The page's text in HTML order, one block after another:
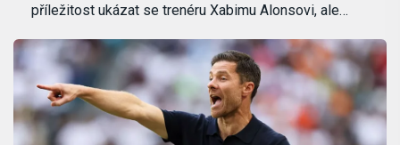
příležitost ukázat se trenéru Xabimu Alonsovi, ale…